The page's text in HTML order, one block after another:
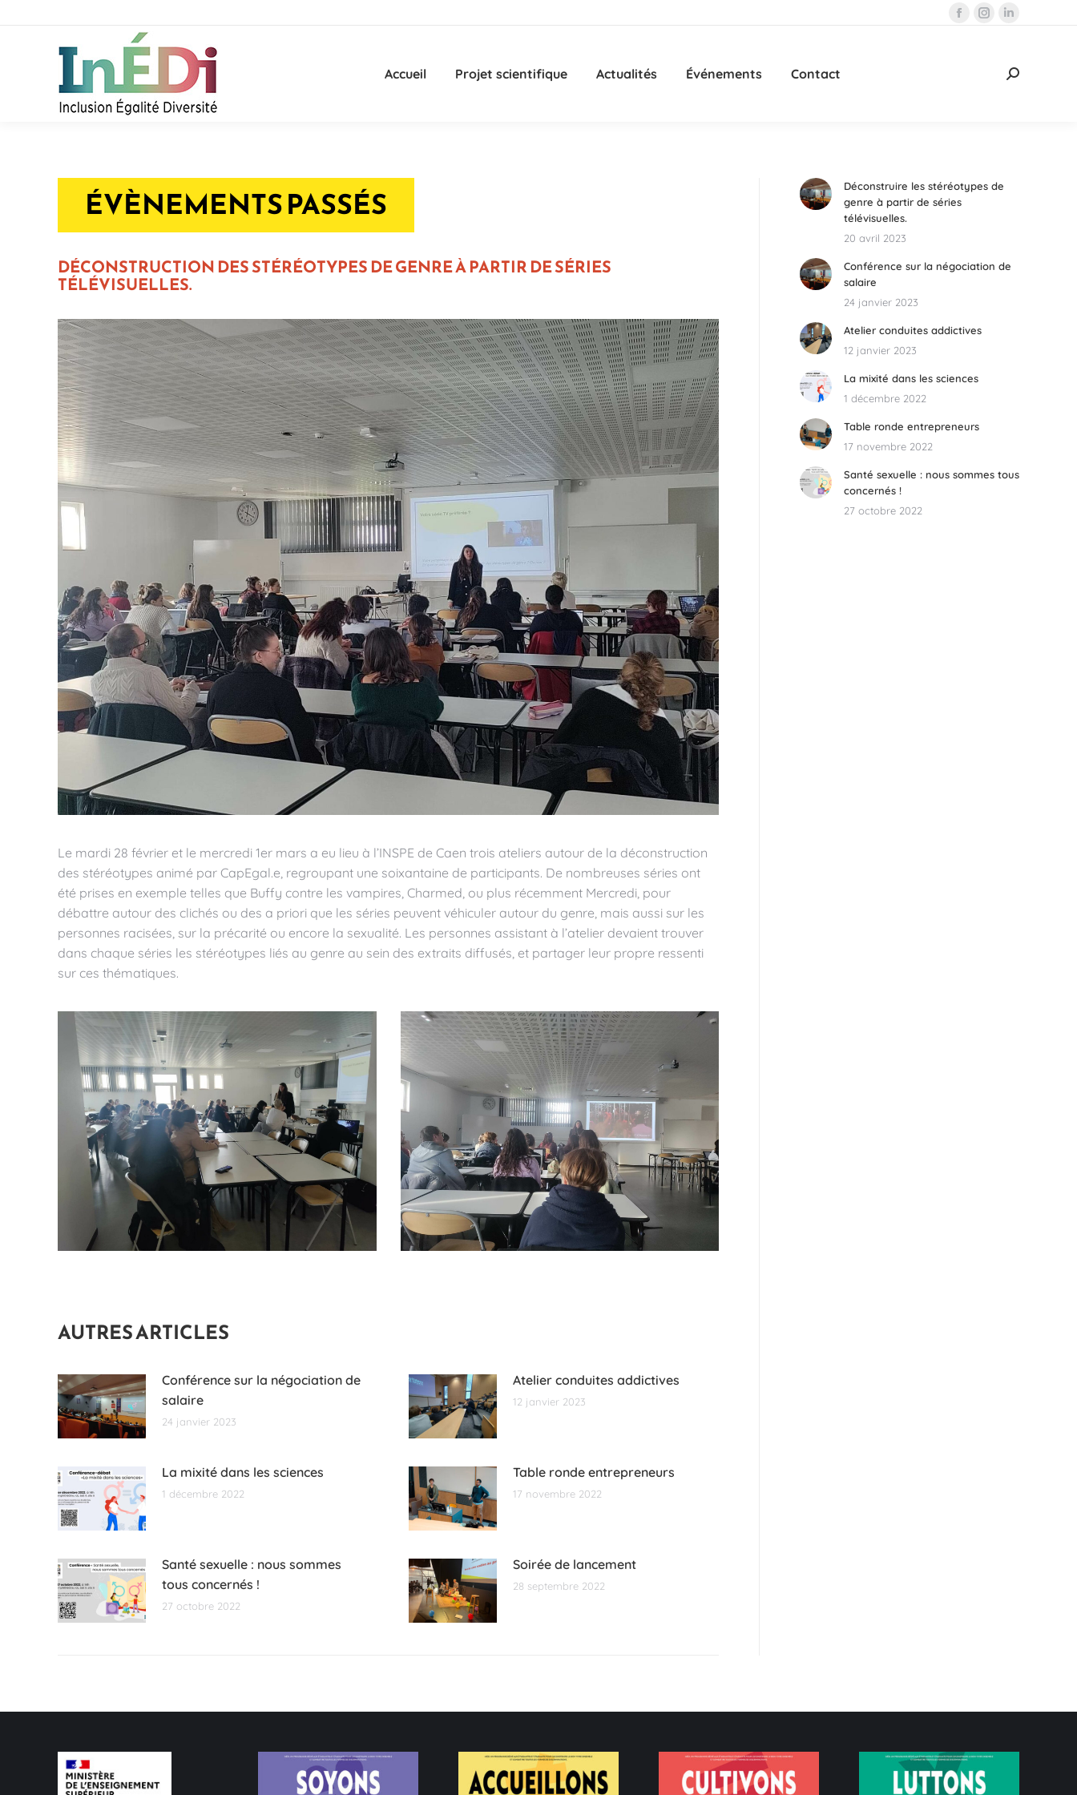
La
Facebook
La
Instagram
s'ouvre
LinkedIn
Accueil Projet scientifique Actualités Événements Contact
Recherche
ÉVÈNEMENTS PASSÉS
DÉCONSTRUCTION DES STÉRÉOTYPES DE GENRE À PARTIR DE SÉRIES
TÉLÉVISUELLES.
Le mardi 28 février et le mercredi 1er mars a eu lieu à l’INSPE de Caen trois ateliers autour de la déconstruction
des stéréotypes animé par CapEgal.e, regroupant une soixantaine de participants. De nombreuses séries ont
été prises en exemple telles que Buffy contre les vampires, Charmed, ou plus récemment Mercredi, pour
débattre autour des clichés ou des a priori que les séries peuvent véhiculer autour du genre, mais aussi sur les
personnes racisées, sur la précarité ou encore la sexualité. Les personnes assistant à l’atelier devaient trouver
dans chaque séries les stéréotypes liés au genre au sein des extraits diffusés, et partager leur propre ressenti
sur ces thématiques.
AUTRES ARTICLES
Conférence sur la négociation de
salaire
24 janvier 2023
Atelier conduites addictives
12 janvier 2023
La mixité dans les sciences
1 décembre 2022
Table ronde entrepreneurs
17 novembre 2022
Santé sexuelle : nous sommes
tous concernés !
27 octobre 2022
Soirée de lancement
28 septembre 2022
Déconstruire les stéréotypes de
genre à partir de séries
télévisuelles.
20 avril 2023
Conférence sur la négociation de
salaire
24 janvier 2023
Atelier conduites addictives
12 janvier 2023
La mixité dans les sciences
1 décembre 2022
Table ronde entrepreneurs
17 novembre 2022
Santé sexuelle : nous sommes tous
concernés !
27 octobre 2022